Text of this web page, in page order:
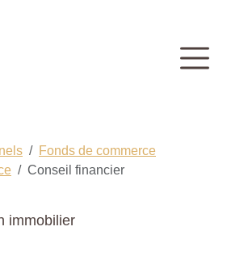
Fonds de commerce
Conseil financier
immobilier